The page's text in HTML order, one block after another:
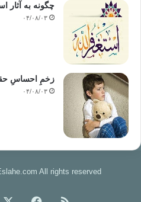
چگونه به آثار
۰۴/۰۸/۰۳
زخمِ احساسِ
۰۴/۰۸/۰۳
All rights reserved